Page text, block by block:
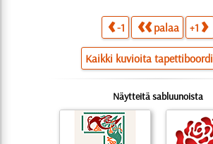
-1 palaa +1
Kaikki kuvioita tapettiboordi
Näytteitä sabluunoista